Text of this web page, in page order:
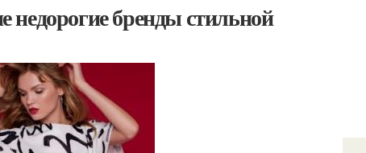
бренды стильной